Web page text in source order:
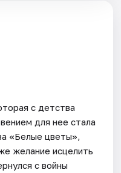
с детства
для нее стала
«Белые цветы»,
желание исцелить
с войны